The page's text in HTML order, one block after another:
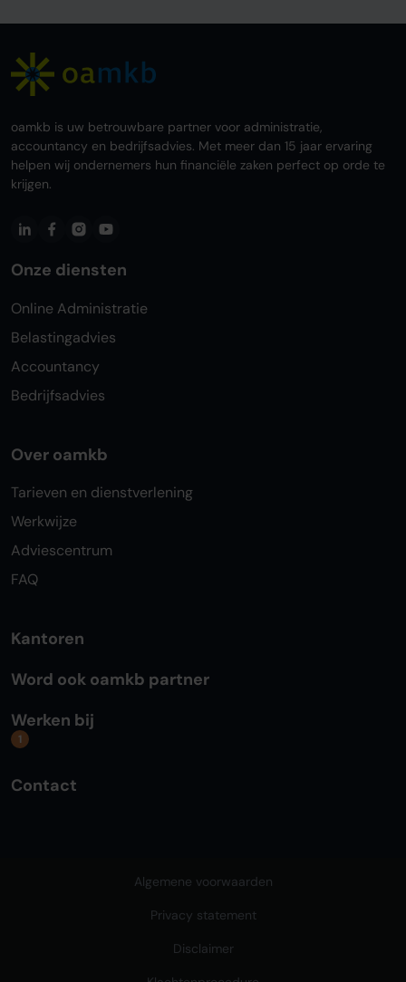
oamkb is uw betrouwbare partner voor administratie,
accountancy en bedrijfsadvies. Met meer dan 15 jaar ervaring
helpen wij ondernemers hun financiële zaken perfect op orde te
krijgen.
Onze diensten
Online Administratie
Belastingadvies
Accountancy
Bedrijfsadvies
Over oamkb
Tarieven en dienstverlening
Werkwijze
Adviescentrum
FAQ
Kantoren
Word ook oamkb partner
Werken bij
1
Contact
Algemene voorwaarden
Privacy statement
Disclaimer